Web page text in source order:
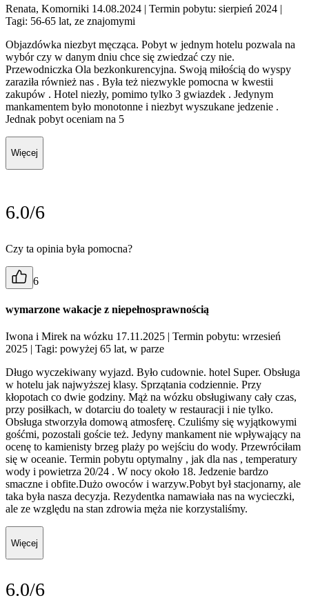
Renata, Komorniki 14.08.2024 | Termin pobytu: sierpień 2024 |
Tagi: 56-65 lat, ze znajomymi
Objazdówka niezbyt męcząca. Pobyt w jednym hotelu pozwala na
wybór czy w danym dniu chce się zwiedzać czy nie.
Przewodniczka Ola bezkonkurencyjna. Swoją miłością do wyspy
zaraziła również nas . Była też niezwykle pomocna w kwestii
zakupów . Hotel niezły, pomimo tylko 3 gwiazdek . Jedynym
mankamentem było monotonne i niezbyt wyszukane jedzenie .
Jednak pobyt oceniam na 5
Więcej
6.0/6
Czy ta opinia była pomocna?
6
wymarzone wakacje z niepełnosprawnością
Iwona i Mirek na wózku 17.11.2025 | Termin pobytu: wrzesień
2025 | Tagi: powyżej 65 lat, w parze
Długo wyczekiwany wyjazd. Było cudownie. hotel Super. Obsługa
w hotelu jak najwyższej klasy. Sprzątania codziennie. Przy
kłopotach co dwie godziny. Mąż na wózku obsługiwany cały czas,
przy posiłkach, w dotarciu do toalety w restauracji i nie tylko.
Obsługa stworzyła domową atmosferę. Czuliśmy się wyjątkowymi
gośćmi, pozostali goście też. Jedyny mankament nie wpływający na
ocenę to kamienisty brzeg plaży po wejściu do wody. Przewróciłam
się w oceanie. Termin pobytu optymalny , jak dla nas , temperatury
wody i powietrza 20/24 . W nocy około 18. Jedzenie bardzo
smaczne i obfite.Dużo owoców i warzyw.Pobyt był stacjonarny, ale
taka była nasza decyzja. Rezydentka namawiała nas na wycieczki,
ale ze względu na stan zdrowia męża nie korzystaliśmy.
Więcej
6.0/6